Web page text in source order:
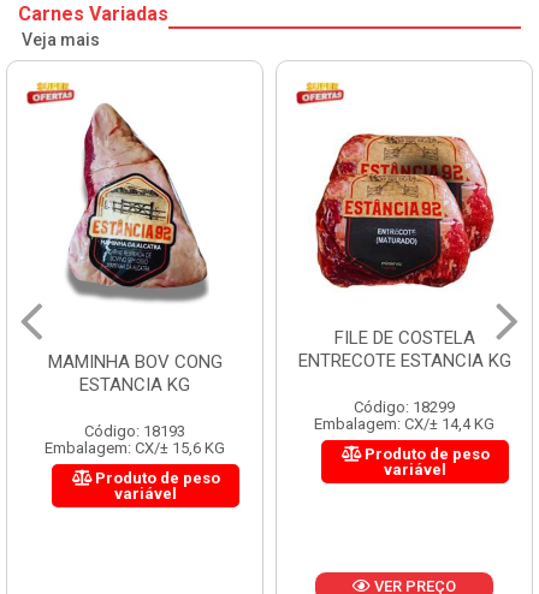
Carnes Variadas
Veja mais
MAMINHA BOV CONG
ESTANCIA KG
Código: 18193
Embalagem: CX/± 15,6 KG
Produto de peso
variável
FILE DE COSTELA
ENTRECOTE ESTANCIA KG
Código: 18299
Embalagem: CX/± 14,4 KG
Produto de peso
variável
VER PREÇO